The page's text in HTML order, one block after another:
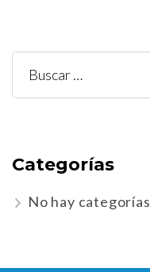
Buscar:
Categorías
No hay categorías